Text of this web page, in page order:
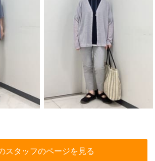
スタッフのページを見る